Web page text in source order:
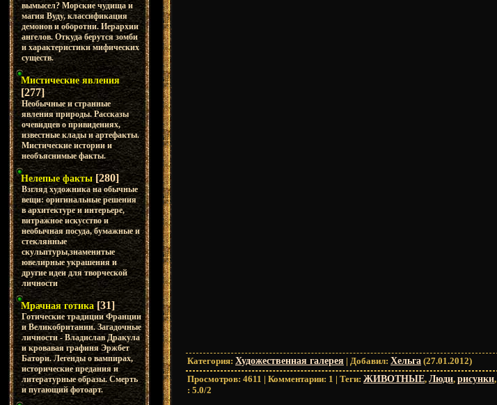
вымысел? Морские чудища и
магия Вуду, классификация
демонов и оборотни. Иерархии
ангелов. Откуда берутся зомби
и характеристики мифических
существ.
Мистические явления
[277]
Необычные и странные
явления природы. Рассказы
очевидцев о привидениях,
известные клады и артефакты.
Мистические истории и
необъяснимые факты.
Нелепые факты [280]
Взгляд художника на обычные
вещи: оригинальные решения
в архитектуре и интерьере,
витражное искусство и
необычная посуда, бумажные и
стеклянные
скульптуры,знаменитые
ювелирные украшения и
другие идеи для творческой
личности
Мрачная готика [31]
Готические традиции Франции
и Великобритании. Загадочные
личности - Владислав Дракула
и кровавая графиня Эржбет
Батори. Легенды о вампирах,
исторические предания и
литературные образы. Смерть
и пугающий фотоарт.
Категория: Художественная галерея | Добавил: Хельга (27.01.2012)
Просмотров: 4611 | Комментарии: 1 | Теги: ЖИВОТНЫЕ, Люди, рисунки,
: 5.0/2